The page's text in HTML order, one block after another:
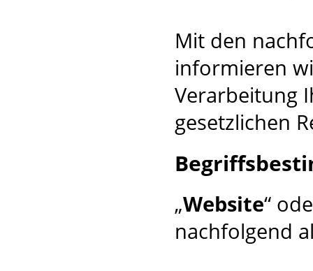
Mit den
informieren
Verarbeitung
gesetzlichen
„Website“
nachfolgend